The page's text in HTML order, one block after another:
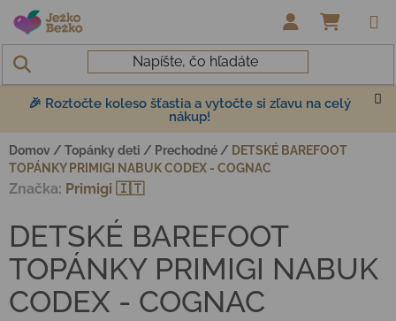
Prejsť na obsah
🎉 Roztočte koleso šťastia a vytočte si zľavu na celý
nákup!
Domov / Topánky deti / Prechodné / DETSKÉ BAREFOOT
TOPÁNKY PRIMIGI NABUK CODEX - COGNAC
DETSKÉ BAREFOOT
TOPÁNKY PRIMIGI NABUK
CODEX - COGNAC
Značka: Primigi 🇮🇹